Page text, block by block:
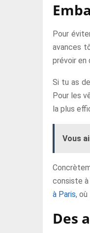
Pour
avances
prévoir en
Si tu as
Pour les
la plus
Vous
consiste
à Paris,
Des